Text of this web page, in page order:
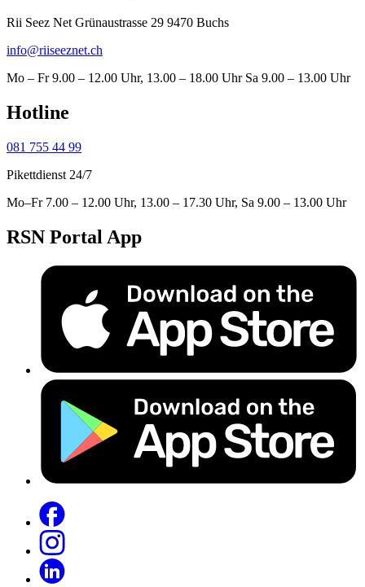
Rii Seez Net Grünaustrasse 29 9470 Buchs
info@riiseeznet.ch
Mo – Fr 9.00 – 12.00 Uhr, 13.00 – 18.00 Uhr Sa 9.00 – 13.00 Uhr
Hotline
081 755 44 99
Pikettdienst 24/7
Mo–Fr 7.00 – 12.00 Uhr, 13.00 – 17.30 Uhr, Sa 9.00 – 13.00 Uhr
RSN Portal App